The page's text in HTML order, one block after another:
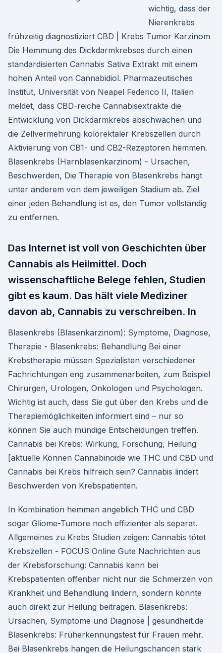
wichtig, dass der
Nierenkrebs
frühzeitig diagnostiziert CBD | Krebs Tumor Karzinom
Die Hemmung des Dickdarmkrebses durch einen
standardisierten Cannabis Sativa Extrakt mit einem
hohen Anteil von Cannabidiol. Pharmazeutisches
Institut, Universität von Neapel Federico II, Italien
meldet, dass CBD-reiche Cannabisextrakte die
Entwicklung von Dickdarmkrebs abschwächen und
die Zellvermehrung kolorektaler Krebszellen durch
Aktivierung von CB1- und CB2-Rezeptoren hemmen.
Blasenkrebs (Harnblasenkarzinom) - Ursachen,
Beschwerden, Die Therapie von Blasenkrebs hängt
unter anderem von dem jeweiligen Stadium ab. Ziel
einer jeden Behandlung ist es, den Tumor vollständig
zu entfernen.
Das Internet ist voll von Geschichten über
Cannabis als Heilmittel. Doch
wissenschaftliche Belege fehlen, Studien
gibt es kaum. Das hält viele Mediziner
davon ab, Cannabis zu verschreiben. In
Blasenkrebs (Blasenkarzinom): Symptome, Diagnose,
Therapie - Blasenkrebs: Behandlung Bei einer
Krebstherapie müssen Spezialisten verschiedener
Fachrichtungen eng zusammenarbeiten, zum Beispiel
Chirurgen, Urologen, Onkologen und Psychologen.
Wichtig ist auch, dass Sie gut über den Krebs und die
Therapiemöglichkeiten informiert sind – nur so
können Sie auch mündige Entscheidungen treffen.
Cannabis bei Krebs: Wirkung, Forschung, Heilung
[aktuelle Können Cannabinoide wie THC und CBD und
Cannabis bei Krebs hilfreich sein? Cannabis lindert
Beschwerden von Krebspatienten.
In Kombination hemmen angeblich THC und CBD
sogar Gliome-Tumore noch effizienter als separat.
Allgemeines zu Krebs Studien zeigen: Cannabis tötet
Krebszellen - FOCUS Online Gute Nachrichten aus
der Krebsforschung: Cannabis kann bei
Krebspatienten offenbar nicht nur die Schmerzen von
Krankheit und Behandlung lindern, sondern könnte
auch direkt zur Heilung beitragen. Blasenkrebs:
Ursachen, Symptome und Diagnose | gesundheit.de
Blasenkrebs: Früherkennungstest für Frauen mehr.
Bei Blasenkrebs hängen die Heilungschancen stark